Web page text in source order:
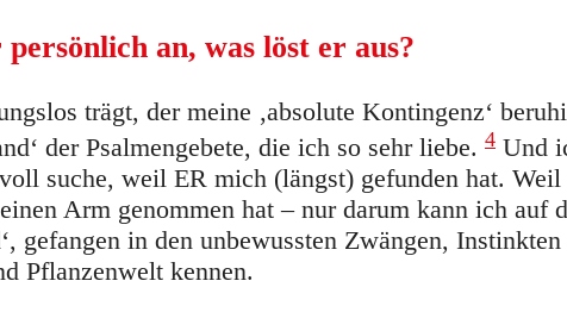
an, was löst er aus?
trägt, der meine ‚absolute Kontingenz‘
der Psalmengebete, die ich so sehr liebe. 4 Und
suche, weil ER mich (längst) gefunden hat.
Arm genommen hat – nur darum kann ich auf
gefangen in den unbewussten Zwängen,
Pflanzenwelt kennen.